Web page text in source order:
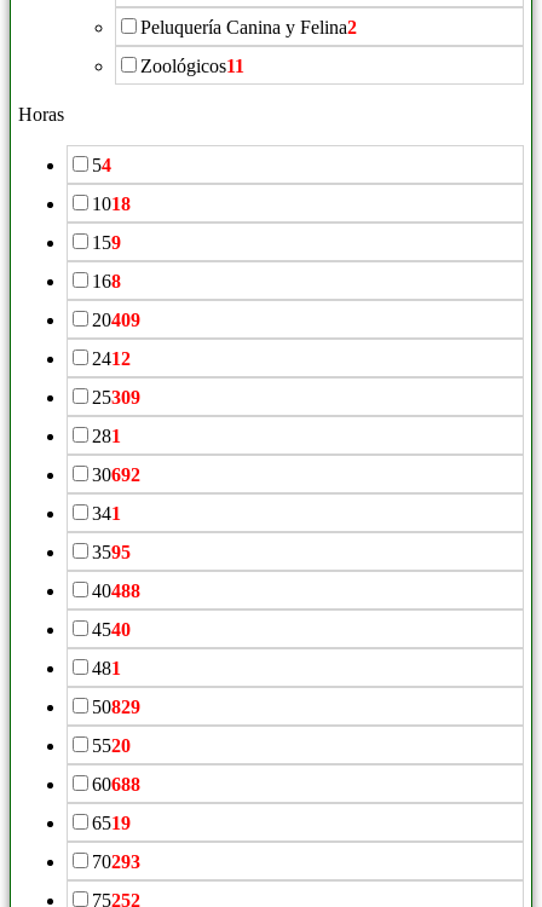
Peluquería Canina y Felina2
Zoológicos11
Horas
54
1018
159
168
20409
2412
25309
281
30692
341
3595
40488
4540
481
50829
5520
60688
6519
70293
75252